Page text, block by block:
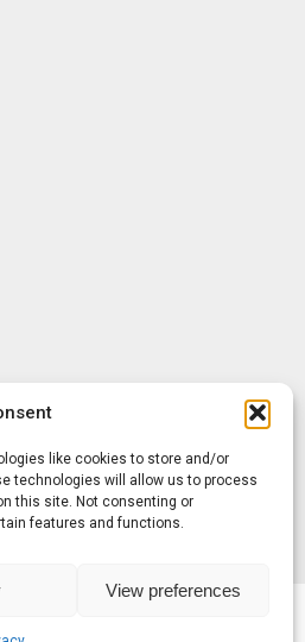
like cookies to store and/or
technologies will allow us to process
this site. Not consenting or
features and functions.
View preferences